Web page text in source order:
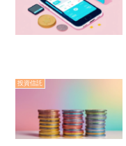
投資信託